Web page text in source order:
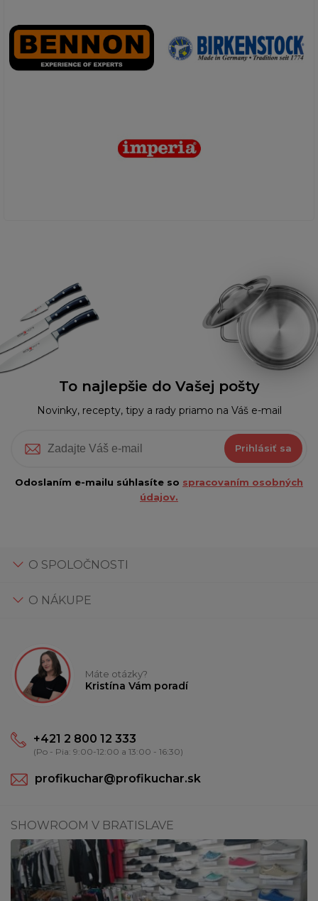
To najlepšie do Vašej pošty
Novinky, recepty, tipy a rady priamo na Váš e-mail
Prihlásiť sa
Odoslaním e-mailu súhlasíte so spracovaním osobných
údajov.
O SPOLOČNOSTI
O NÁKUPE
Máte otázky?
Kristína Vám poradí
+421 2 800 12 333
(Po - Pia: 9:00-12:00 a 13:00 - 16:30)
profikuchar@profikuchar.sk
SHOWROOM V BRATISLAVE